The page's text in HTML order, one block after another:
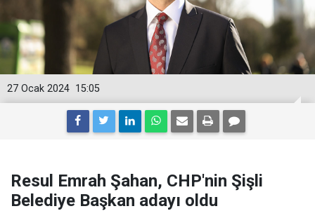
15:05
27 Ocak 2024
Resul Emrah Şahan, CHP'nin Şişli
Belediye Başkan adayı oldu